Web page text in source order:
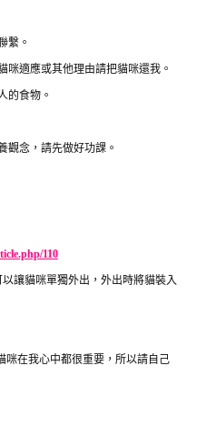
繫。
咪適應或其他理由請把貓咪還我。
的食物。
觀念，請先做好功課。
110
讓貓咪單獨外出，外出時將貓裝入
咪在我心中都很重要，所以請自己